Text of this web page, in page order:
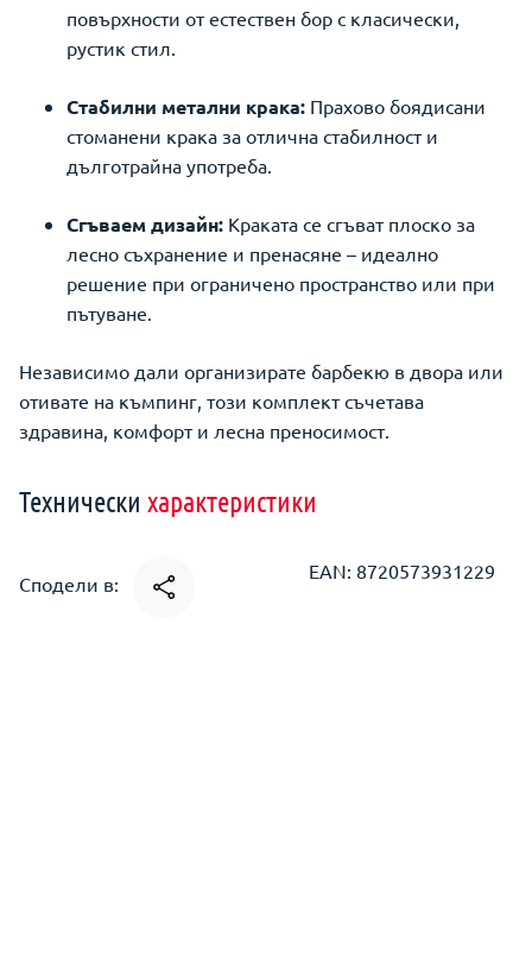
повърхности от естествен бор с класически,
рустик стил.
Стабилни метални крака: Прахово боядисани
стоманени крака за отлична стабилност и
дълготрайна употреба.
Сгъваем дизайн: Краката се сгъват плоско за
лесно съхранение и пренасяне – идеално
решение при ограничено пространство или при
пътуване.
Независимо дали организирате барбекю в двора или
отивате на къмпинг, този комплект съчетава
здравина, комфорт и лесна преносимост.
Технически характеристики
Сподели в:
EAN: 8720573931229